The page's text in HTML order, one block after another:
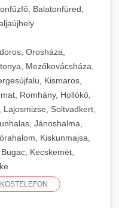
Balatonfüred,
Orosháza,
Mezőkovácsháza,
Kismaros,
Romhány, Hollókő,
Soltvadkert,
Jánoshalma,
Kiskunmajsa,
Kecskemét,